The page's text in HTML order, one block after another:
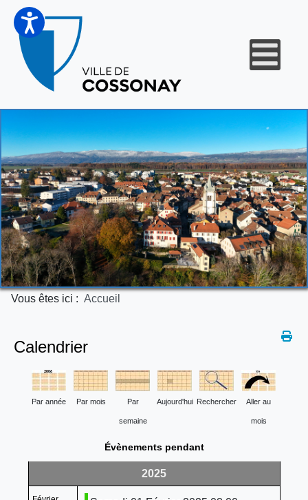
Vous êtes ici : Accueil
Calendrier
Par année Par mois Par
semaine
Aujourd'hui Rechercher Aller au
mois
Évènements pendant
2025